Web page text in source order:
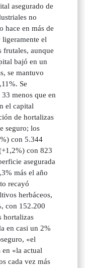
asegurado de
no
hace en más de
ligeramente el
aunque
bajó en un
se mantuvo
Se
menos que en
el capital
de hortalizas
seguro; los
con 5.344
con 823
asegurada
más el año
recayó
herbáceos,
con 152.200
hortalizas
en casi un 2%
«el
en «la actual
cada vez más